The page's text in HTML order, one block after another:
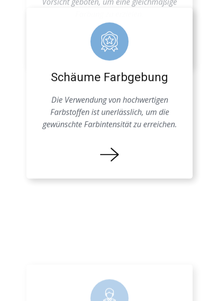
Schäume Farbgebung
Die Verwendung von hochwertigen
Farbstoffen ist unerlässlich, um die
gewünschte Farbintensität zu erreichen.
Eine genaue Kenntnis der